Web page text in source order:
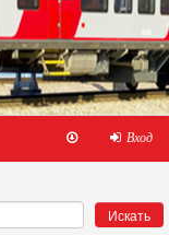
Вход